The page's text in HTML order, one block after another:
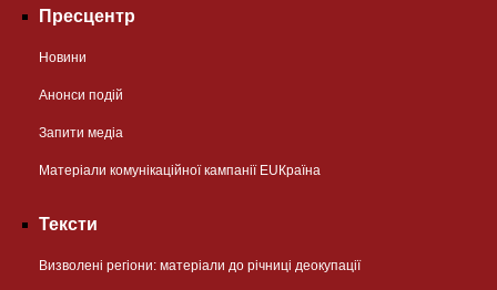
Пресцентр
Новини
Анонси подій
Запити медіа
Матеріали комунікаційної кампанії EUКраїна
Тексти
Визволені регіони: матеріали до річниці деокупації